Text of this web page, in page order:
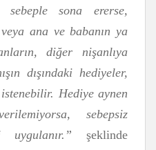
sebeple sona ererse,
ana ve babanın ya
diğer nişanlıya
dışındaki hediyeler,
Hediye aynen
sebepsiz
uygulanır.” şeklinde